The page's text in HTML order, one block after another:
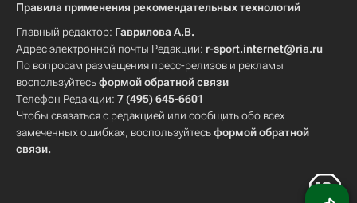
Правила применения рекомендательных технологий
Главный редактор: Гаврилова А.В.
Адрес электронной почты Редакции: r-sport.internet@ria.ru
По вопросам размещения пресс-релизов и рекламы
воспользуйтесьформой обратной связи
Телефон Редакции: 7 (495) 645-6601
Чтобы связаться с редакцией или сообщить обо всех
замеченных ошибках, воспользуйтесьформой обратной
связи.